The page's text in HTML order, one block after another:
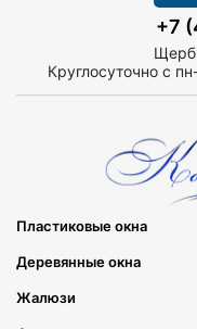
+7
Круглосуточно с
Пластиковые окна
Деревянные окна
Жалюзи